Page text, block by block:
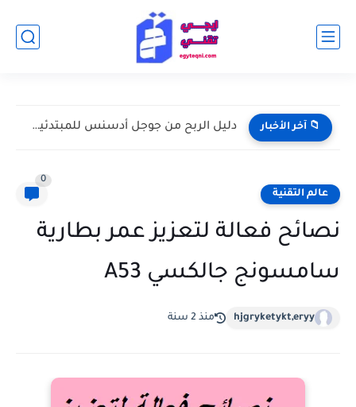
📁 آخر الأخبار دليل الربح من جوجل أدسنس للمبتدئين: من إنشاء الموقع إلى...
عالم التقنية
0
نصائح فعالة لتعزيز عمر بطارية
سامسونج جالكسي A53
hjgryketykt,eryy منذ 2 سنة